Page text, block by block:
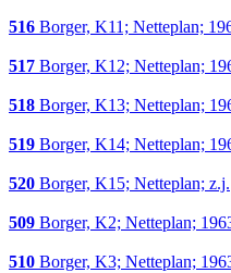
516 Borger, K11; Netteplan;
517 Borger, K12; Netteplan;
518 Borger, K13; Netteplan;
519 Borger, K14; Netteplan;
520 Borger, K15; Netteplan; z.j.
509 Borger, K2; Netteplan;
510 Borger, K3; Netteplan;